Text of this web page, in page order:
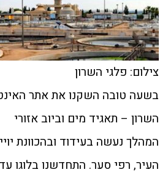
צילום: פלגי השרון
בשעה טובה השקנו את אתר
השרון – תאגיד מים וביוב אזורי
המהלך נעשה בעידוד ובהכוונת
העיר, רפי סער. התחדשנו בלוגו